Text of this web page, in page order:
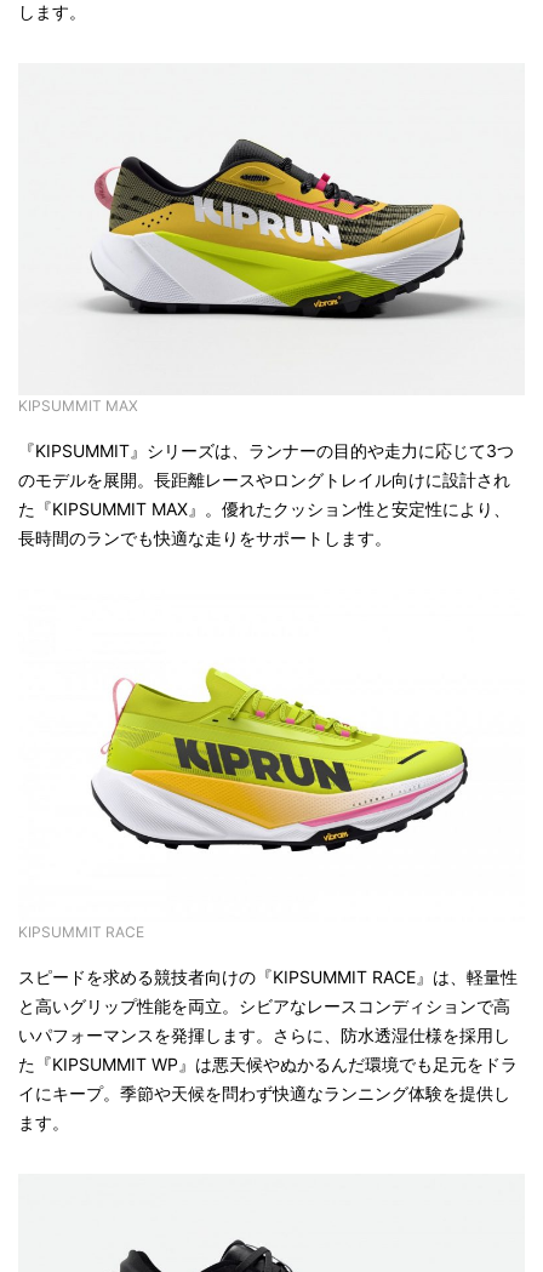
します。
KIPSUMMIT MAX
『KIPSUMMIT』シリーズは、ランナーの目的や走力に応じて3つ
のモデルを展開。長距離レースやロングトレイル向けに設計され
た『KIPSUMMIT MAX』。優れたクッション性と安定性により、
長時間のランでも快適な走りをサポートします。
KIPSUMMIT RACE
スピードを求める競技者向けの『KIPSUMMIT RACE』は、軽量性
と高いグリップ性能を両立。シビアなレースコンディションで高
いパフォーマンスを発揮します。さらに、防水透湿仕様を採用し
た『KIPSUMMIT WP』は悪天候やぬかるんだ環境でも足元をドラ
イにキープ。季節や天候を問わず快適なランニング体験を提供し
ます。